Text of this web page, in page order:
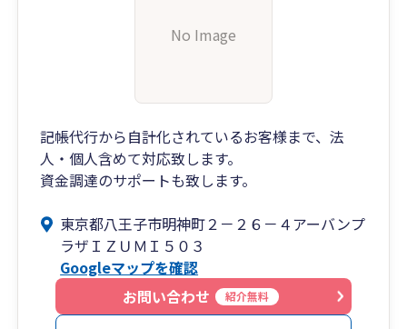
No Image
記帳代行から自計化されているお客様まで、法
人・個人含めて対応致します。
資金調達のサポートも致します。
東京都八王子市明神町２－２６－４アーバンプ
ラザＩＺＵＭＩ５０３
Googleマップを確認
お問い合わせ
紹介無料